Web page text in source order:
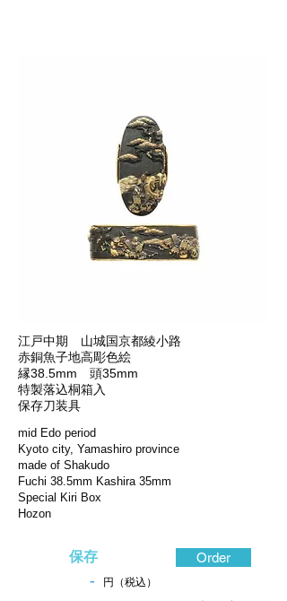
江戸中期 山城国京都綾小路
赤銅魚子地高彫色絵
縁38.5mm 頭35mm
特製落込桐箱入
保存刀装具
mid Edo period
Kyoto city, Yamashiro province
made of Shakudo
Fuchi 38.5mm Kashira 35mm
Special Kiri Box
Hozon
保存
- 円（税込）
Order